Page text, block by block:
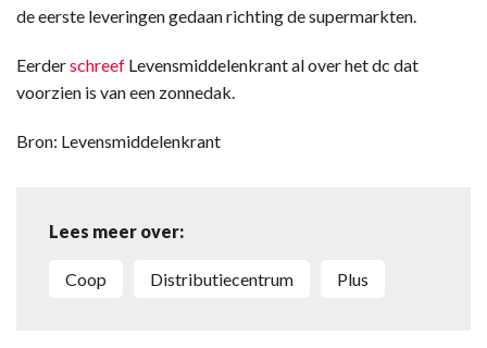
de eerste leveringen gedaan richting de supermarkten.
Eerderschreef Levensmiddelenkrant al over het dc dat
voorzien is van een zonnedak.
Bron: Levensmiddelenkrant
Lees meer over:
Coop Distributiecentrum Plus